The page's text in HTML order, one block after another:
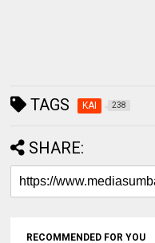
TAGS KAI 238
SHARE:
RECOMMENDED FOR YOU